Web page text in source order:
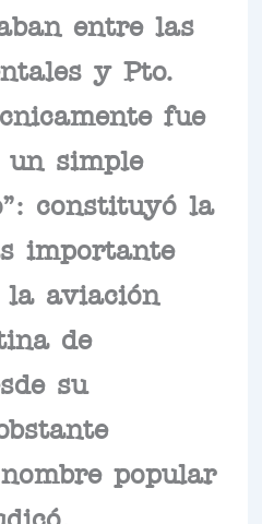
entre las
y Pto.
fue
un simple
constituyó la
importante
la aviación
de
su
popular